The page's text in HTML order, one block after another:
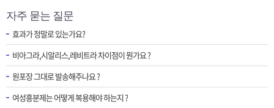
자주 묻는 질문
효과가 정말로 있는가요?
비아그라,시알리스,레비트라 차이점이 뭔가요 ?
원포장 그대로 발송해주나요 ?
여성흥분제는 어떻게 복용해야 하는지 ?